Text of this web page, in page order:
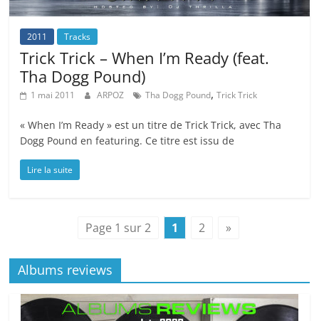
2011 Tracks
Trick Trick – When I’m Ready (feat.
Tha Dogg Pound)
1 mai 2011 ARPOZ Tha Dogg Pound,Trick Trick
« When I’m Ready » est un titre de Trick Trick, avec Tha
Dogg Pound en featuring. Ce titre est issu de
Lire la suite
Page 1 sur 2 1 2 »
Albums reviews